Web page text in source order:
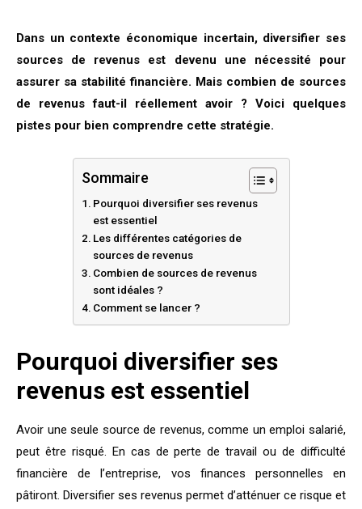
Dans un contexte économique incertain, diversifier ses
sources de revenus est devenu une nécessité pour
assurer sa stabilité financière. Mais combien de sources
de revenus faut-il réellement avoir ? Voici quelques
pistes pour bien comprendre cette stratégie.
Sommaire
Pourquoi diversifier ses revenus
est essentiel
Les différentes catégories de
sources de revenus
Combien de sources de revenus
sont idéales ?
Comment se lancer ?
Pourquoi diversifier ses
revenus est essentiel
Avoir une seule source de revenus, comme un emploi salarié,
peut être risqué. En cas de perte de travail ou de difficulté
financière de l’entreprise, vos finances personnelles en
pâtiront. Diversifier ses revenus permet d’atténuer ce risque et